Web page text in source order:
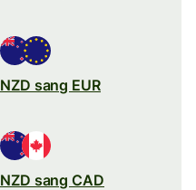
NZD sang EUR
NZD sang CAD